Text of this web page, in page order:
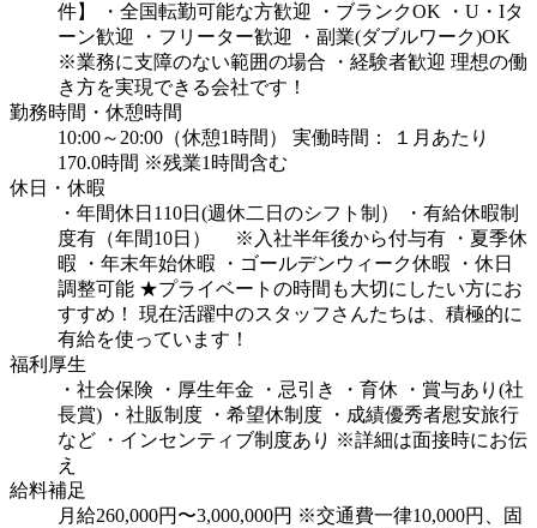
件】
・全国転勤可能な方歓迎 ・ブランクOK
・U・Iタ
ーン歓迎
・フリーター歓迎
・副業(ダブルワーク)OK
※業務に支障のない範囲の場合
・経験者歓迎 理想の働
き方を実現できる会社です！
勤務時間・休憩時間
10:00～20:00（休憩1時間）
実働時間： １月あたり
170.0時間 ※残業1時間含む
休日・休暇
・年間休日110日(週休二日のシフト制）
・有給休暇制
度有（年間10日）
※入社半年後から付与有
・夏季休
暇
・年末年始休暇 ・ゴールデンウィーク休暇
・休日
調整可能 ★プライベートの時間も大切にしたい方にお
すすめ！
現在活躍中のスタッフさんたちは、積極的に
有給を使っています！
福利厚生
・社会保険
・厚生年金 ・忌引き ・育休
・賞与あり(社
長賞)
・社販制度 ・希望休制度
・成績優秀者慰安旅行
など
・インセンティブ制度あり ※詳細は面接時にお伝
え
給料補足
月給260,000円〜3,000,000円 ※交通費一律10,000円、固